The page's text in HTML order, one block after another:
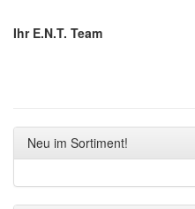
Ihr E.N.T. Team
Neu im Sortiment!